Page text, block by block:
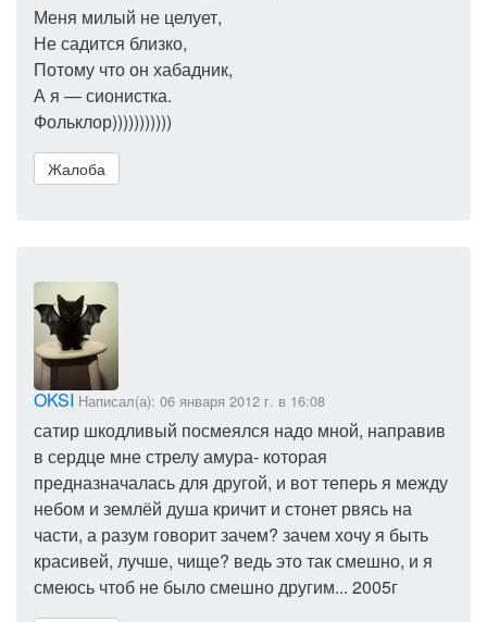
Меня милый не целует,
Не садится близко,
Потому что он хабадник,
А я — сионистка.
Фольклор)))))))))))
Жалоба
OKSI Написал(а): 06 января 2012 г. в 16:08
сатир шкодливый посмеялся надо мной, направив
в сердце мне стрелу амура- которая
предназначалась для другой, и вот теперь я между
небом и землёй душа кричит и стонет рвясь на
части, а разум говорит зачем? зачем хочу я быть
красивей, лучше, чище? ведь это так смешно, и я
смеюсь чтоб не было смешно другим... 2005г